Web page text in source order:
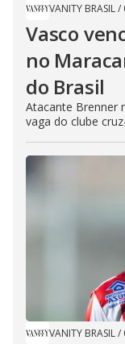
VANITY BRASIL/
Vasco
no
do Brasil
Atacante Brenner
vaga do clube
VANITY BRASIL/